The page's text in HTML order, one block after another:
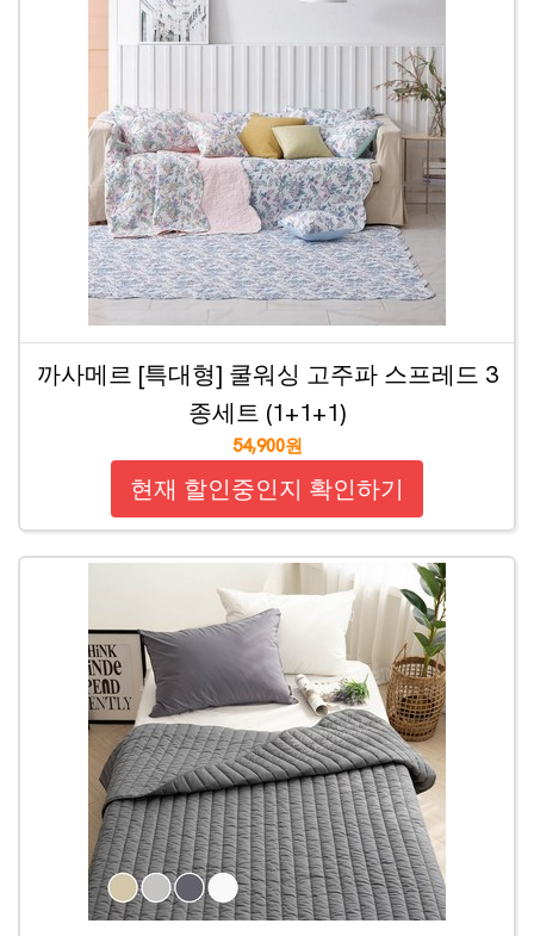
까사메르 [특대형] 쿨워싱 고주파 스프레드 3
종세트 (1+1+1)
54,900원
현재 할인중인지 확인하기